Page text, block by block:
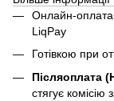
Онлайн-оплата
LiqPay
Готівкою при
Післяоплата
стягує